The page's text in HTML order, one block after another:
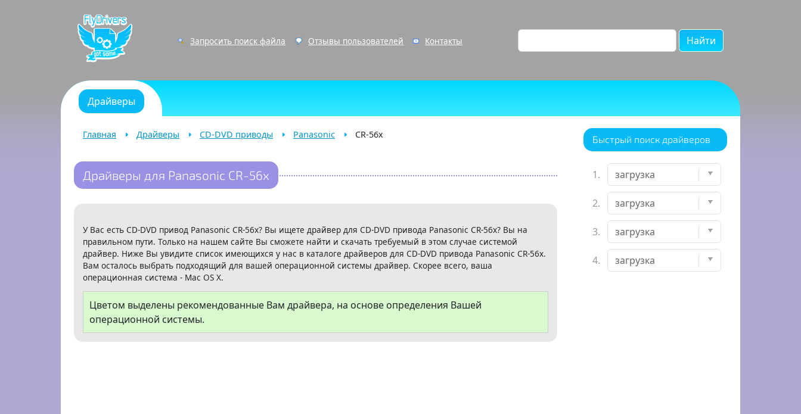
Запросить поиск файла Отзывы пользователей Контакты Найти
Драйверы
Главная Драйверы CD-DVD приводы Panasonic CR-56x
Драйверы для Panasonic CR-56x
У Вас есть CD-DVD привод Panasonic CR-56x? Вы ищете драйвер для CD-DVD привода Panasonic CR-56x? Вы на
правильном пути. Только на нашем сайте Вы сможете найти и скачать требуемый в этом случае системой
драйвер. Ниже Вы увидите список имеющихся у нас в каталоге драйверов для CD-DVD привода Panasonic CR-56x.
Вам осталось выбрать подходящий для вашей операционной системы драйвер. Скорее всего, ваша
операционная система - Mac OS X.
Цветом выделены рекомендованные Вам драйвера, на основе определения Вашей
операционной системы.
Быстрый поиск драйверов
1.
2.
3.
4.